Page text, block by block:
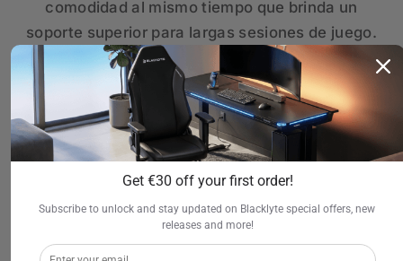
comodidad al mismo tiempo que brinda un
soporte superior para largas sesiones de juego.
Get €30 off your first order!
Subscribe to unlock and stay updated on Blacklyte special offers, new
releases and more!